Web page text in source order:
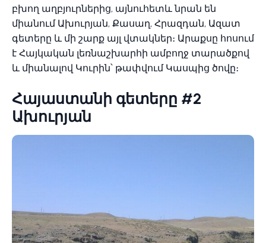
բխող աղբյուրներից, այնուհետև նրան են
միանում Ախուրյան, Քասաղ, Հրազդան, Ազատ
գետերը և մի շարք այլ վտակներ։ Արաքսը հոսում
է Հայկական լեռնաշխարհի ամբողջ տարածքով
և միանալով Կուրին՝ թափվում Կասպից ծովը։
Հայաստանի գետերը #2
Ախուրյան